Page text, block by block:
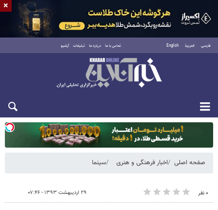
فارسی العربية English تماس با ما درباره ما تبلیغات آرشیو
یکشنبه ۱۸ مرداد ۱۴۰۵
صفحه اصلی اخبار فرهنگی و هنری سینما
۰ نفر ۲۹ اردیبهشت ۱۳۹۳ - ۰۷:۴۶
×